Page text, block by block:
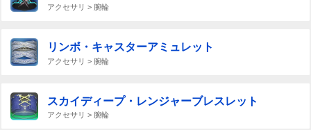
アクセサリ > 腕輪
リンボ・キャスターアミュレット
アクセサリ > 腕輪
スカイディープ・レンジャーブレスレット
アクセサリ > 腕輪